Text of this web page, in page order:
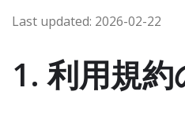
Last updated: 2026-02-22
1. 利用規